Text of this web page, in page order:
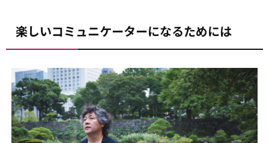
楽しいコミュニケーターになるためには